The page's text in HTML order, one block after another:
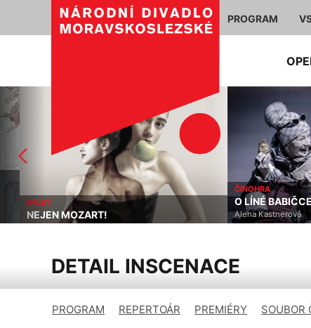
PROGRAM
BALET
NEJEN MOZART!
ČINOHRA
O LÍNÉ BABIČCE
Alena Kastnerová
DETAIL INSCENACE
PROGRAM REPERTOÁR PREMIÉRY SOUBOR